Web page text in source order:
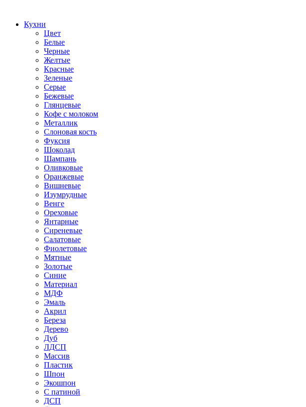
Кухни
Цвет
Белые
Черные
Желтые
Красные
Зеленые
Серые
Бежевые
Глянцевые
Кофе с молоком
Металлик
Слоновая кость
Фуксия
Шоколад
Шампань
Оливковые
Оранжевые
Вишневые
Изумрудные
Венге
Ореховые
Янтарные
Сиреневые
Салатовые
Фиолетовые
Мятные
Золотые
Синие
Материал
МДФ
Эмаль
Акрил
Береза
Дерево
Дуб
ЛДСП
Массив
Пластик
Шпон
Экошпон
С патиной
ДСП